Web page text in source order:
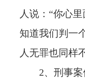
人说：“你心
知道我们判一
人无罪也同样
2、刑事